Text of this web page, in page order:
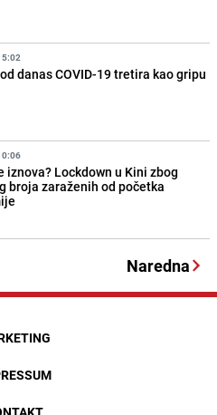
danas COVID-19 tretira kao gripu
iznova? Lockdown u Kini zbog
broja zaraženih od početka
Naredna